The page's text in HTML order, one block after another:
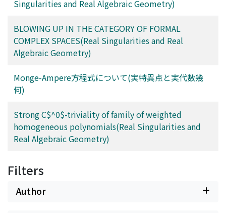
Singularities and Real Algebraic Geometry)
BLOWING UP IN THE CATEGORY OF FORMAL
COMPLEX SPACES(Real Singularities and Real
Algebraic Geometry)
Monge-Ampere方程式について(実特異点と実代数幾
何)
Strong C$^0$-triviality of family of weighted
homogeneous polynomials(Real Singularities and
Real Algebraic Geometry)
Filters
Author